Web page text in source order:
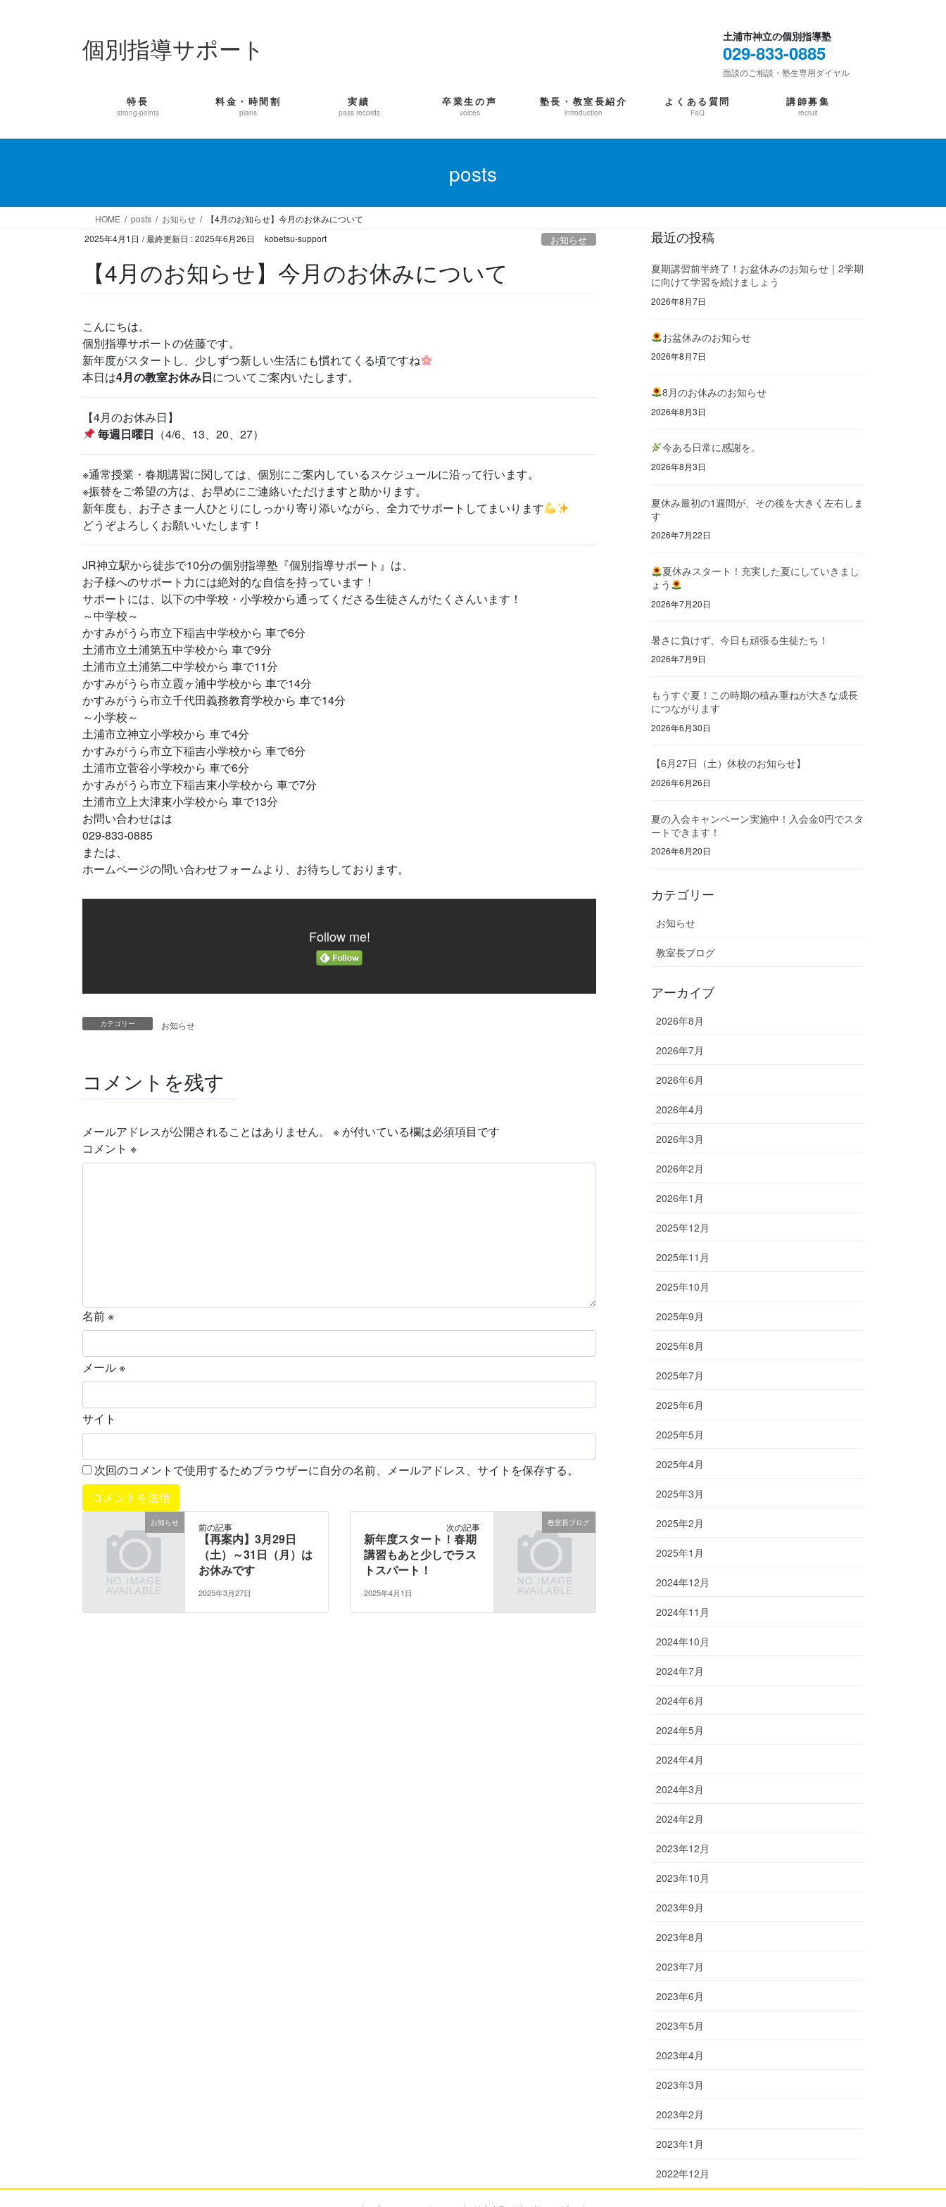
移
個別指導サポート 土浦市神立の個別指導塾
029-833-0885
面談のご相談・塾生専用ダイヤル
特長
strong-points
料金・時間割
plans
実績
pass records
卒業生の声
voices
塾長・教室長紹介
introduction
よくある質問
FaQ
講師募集
recruit
posts
HOME posts お知らせ
【4月のお知らせ】今月のお休みについて
2025年4月1日 / 最終更新日 :2025年6月26日 kobetsu-support お知らせ
【4月のお知らせ】今月のお休みについて
こんにちは。
個別指導サポートの佐藤です。
新年度がスタートし、少しずつ新しい生活にも慣れてくる頃ですね
本日は4月の教室お休み日についてご案内いたします。
【4月のお休み日】
毎週日曜日 （4/6、13、20、27）
※通常授業・春期講習に関しては、個別にご案内しているスケジュールに沿って行います。
※振替をご希望の方は、お早めにご連絡いただけますと助かります。
新年度も、お子さま一人ひとりにしっかり寄り添いながら、全力でサポートしてまいります
どうぞよろしくお願いいたします！
JR神立駅から徒歩で10分の個別指導塾『個別指導サポート』は、
お子様へのサポート力には絶対的な自信を持っています！
サポートには、以下の中学校・小学校から通ってくださる生徒さんがたくさんいます！
～中学校～
かすみがうら市立下稲吉中学校から 車で6分
土浦市立土浦第五中学校から 車で9分
土浦市立土浦第二中学校から 車で11分
かすみがうら市立霞ヶ浦中学校から 車で14分
かすみがうら市立千代田義務教育学校から 車で14分
～小学校～
土浦市立神立小学校から 車で4分
かすみがうら市立下稲吉小学校から 車で6分
土浦市立菅谷小学校から 車で6分
かすみがうら市立下稲吉東小学校から 車で7分
土浦市立上大津東小学校から 車で13分
お問い合わせはは
029-833-0885
または、
ホームページの問い合わせフォームより、お待ちしております。
Follow me!
カテゴリー お知らせ
コメントを残す
メールアドレスが公開されることはありません。 ※ が付いている欄は必須項目です
コメント ※
名前※
メール※
サイト
次回のコメントで使用するためブラウザーに自分の名前、メールアドレス、サイトを保存する。
お知らせ 前の記事
【再案内】3月29日
（土）～31日（月）は
お休みです
2025年3月27日
教室長ブログ
次の記事
新年度スタート！春期
講習もあと少しでラス
トスパート！
2025年4月1日
最近の投稿
夏期講習前半終了！お盆休みのお知らせ｜2学期
に向けて学習を続けましょう
2026年8月7日
お盆休みのお知らせ
2026年8月7日
8月のお休みのお知らせ
2026年8月3日
今ある日常に感謝を。
2026年8月3日
夏休み最初の1週間が、その後を大きく左右しま
す
2026年7月22日
夏休みスタート！充実した夏にしていきまし
ょう
2026年7月20日
暑さに負けず、今日も頑張る生徒たち！
2026年7月9日
もうすぐ夏！この時期の積み重ねが大きな成長
につながります
2026年6月30日
【6月27日（土）休校のお知らせ】
2026年6月26日
夏の入会キャンペーン実施中！入会金0円でスタ
ートできます！
2026年6月20日
カテゴリー
お知らせ
教室長ブログ
アーカイブ
2026年8月
2026年7月
2026年6月
2026年4月
2026年3月
2026年2月
2026年1月
2025年12月
2025年11月
2025年10月
2025年9月
2025年8月
2025年7月
2025年6月
2025年5月
2025年4月
2025年3月
2025年2月
2025年1月
2024年12月
2024年11月
2024年10月
2024年7月
2024年6月
2024年5月
2024年4月
2024年3月
2024年2月
2023年12月
2023年10月
2023年9月
2023年8月
2023年7月
2023年6月
2023年5月
2023年4月
2023年3月
2023年2月
2023年1月
2022年12月